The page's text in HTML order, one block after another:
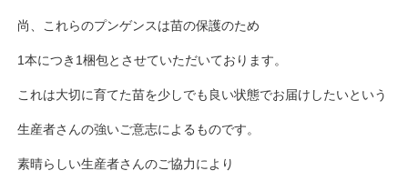
尚、これらのプンゲンスは苗の保護のため
1本につき1梱包とさせていただいております。
これは大切に育てた苗を少しでも良い状態でお届けしたいという
生産者さんの強いご意志によるものです。
素晴らしい生産者さんのご協力により